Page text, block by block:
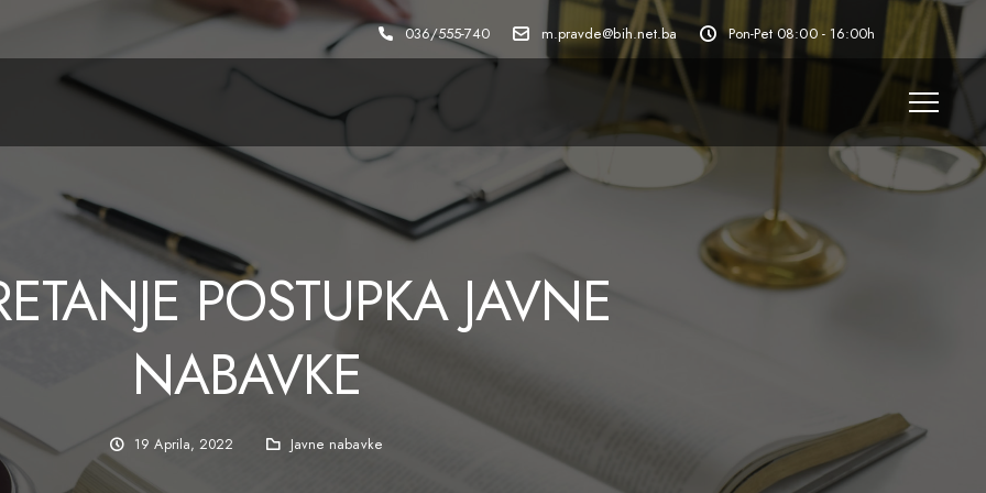
036/555-740 m.pravde@bih.net.ba Pon-Pet 08:00 - 16:00h
POSTUPKA JAVNE
NABAVKE
19 Aprila, 2022 Javne nabavke